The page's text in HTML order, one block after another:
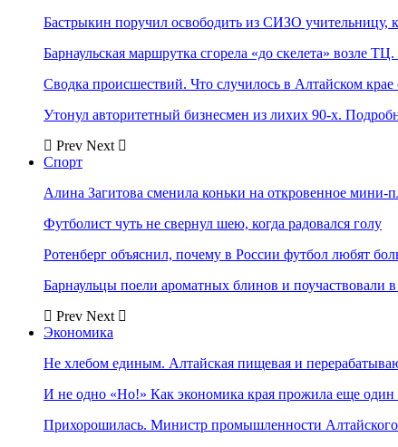
Бастрыкин поручил освободить из СИЗО
Барнаульская маршрутка сгорела «до скелета» возле
Сводка происшествий. Что случилось в Алтайском крае
Утонул авторитетный бизнесмен из лихих 90-х.
Prev Next
Спорт
Алина Загитова сменила коньки на откровенное мини-
Футболист чуть не свернул шею, когда радовался голу
Ротенберг объяснил, почему в России футбол любят
Барнаульцы поели ароматных блинов и поучаствовали
Prev Next
Экономика
Не хлебом единым. Алтайская пищевая и
И не одно «Но!» Как экономика края прожила еще
Прихорошилась. Министр промышленности